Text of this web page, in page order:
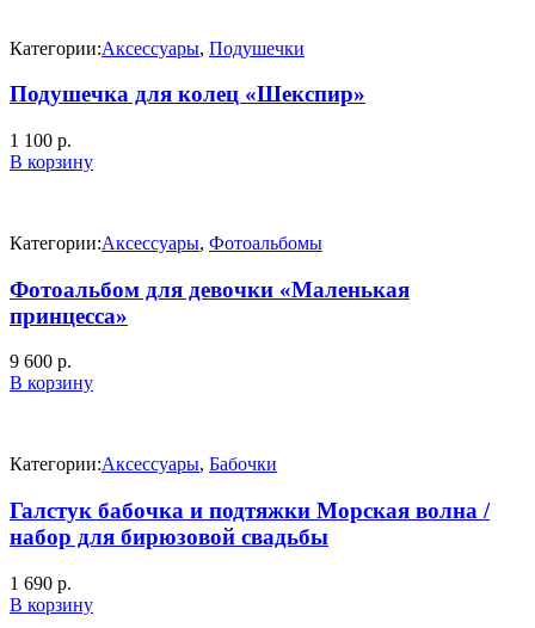
Категории:Аксессуары, Подушечки
Подушечка для колец «Шекспир»
1 100 р.
В корзину
Категории:Аксессуары, Фотоальбомы
Фотоальбом для девочки «Маленькая
принцесса»
9 600 р.
В корзину
Категории:Аксессуары, Бабочки
Галстук бабочка и подтяжки Морская волна /
набор для бирюзовой свадьбы
1 690 р.
В корзину